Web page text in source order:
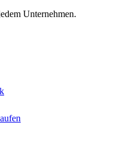
Unternehmen.